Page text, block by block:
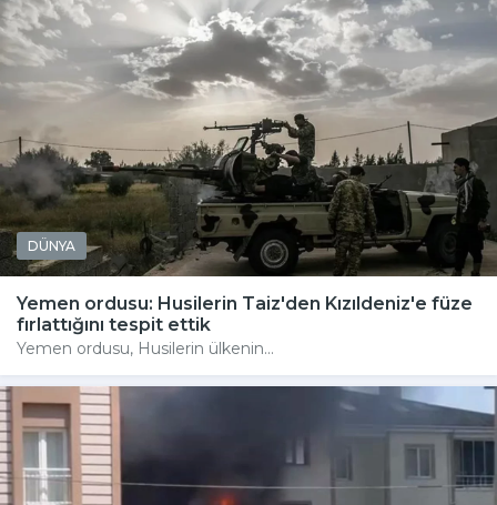
DÜNYA
Yemen ordusu: Husilerin Taiz'den Kızıldeniz'e füze
fırlattığını tespit ettik
Yemen ordusu, Husilerin ülkenin...